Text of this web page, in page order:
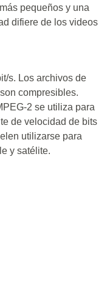
pequeños y una
difiere de los videos
s. Los archivos de
compresibles.
2 se utiliza para
de velocidad de bits
utilizarse para
y satélite.